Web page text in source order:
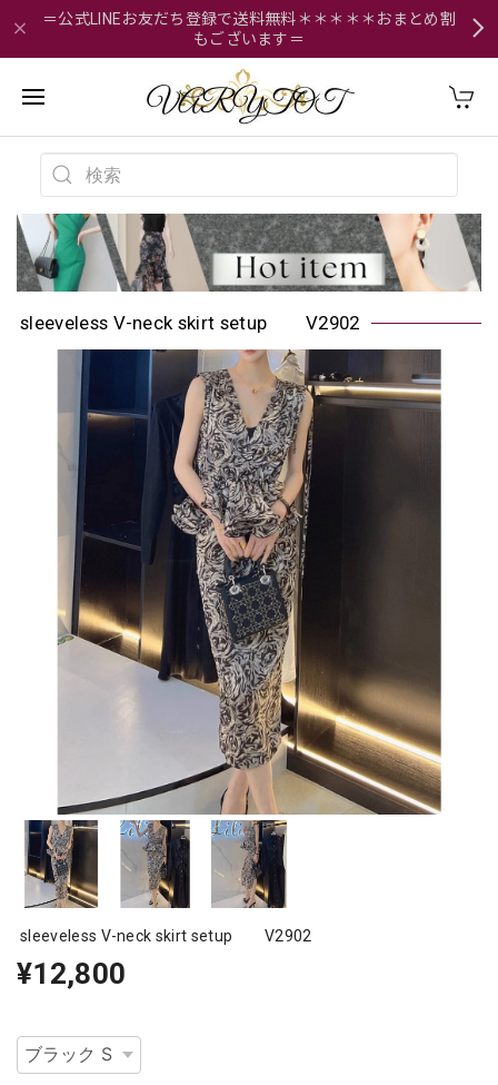
＝公式LINEお友だち登録で送料無料＊＊＊＊＊おまとめ割
もございます＝
sleeveless V-neck skirt setup V2902
sleeveless V-neck skirt setup V2902
¥12,800